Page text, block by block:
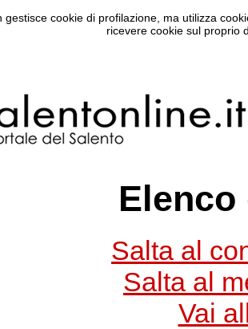
gestisce cookie di profilazione, ma utilizza
ricevere cookie sul proprio
Salta al
Salta al
Vai